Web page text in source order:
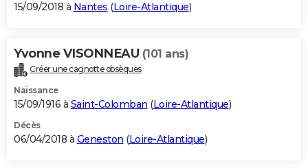
15/09/2018 à Nantes (Loire-Atlantique)
Yvonne VISONNEAU (101 ans)
Créer une cagnotte obsèques
Naissance
15/09/1916 à Saint-Colomban (Loire-Atlantique)
Décès
06/04/2018 à Geneston (Loire-Atlantique)